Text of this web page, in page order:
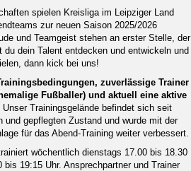
spielen Kreisliga im Leipziger Land
zur neuen Saison 2025/2026
und Teamgeist stehen an erster Stelle, der
dein Talent entdecken und entwickeln und
dann kick bei uns!
zuverlässige Trainer
Fußballer) und aktuell eine aktive
Unser Trainingsgelände befindet sich seit
und gepflegten Zustand und wurde mit der
für das Abend-Training weiter verbessert.
wöchentlich dienstags 17.00 bis 18.30
bis 19:15 Uhr. Ansprechpartner und Trainer